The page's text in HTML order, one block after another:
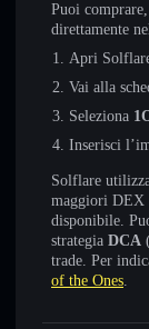
Puoi
direttamente
Apri
Vai alla
Seleziona
Inserisci
Solflare
maggiori DEX
disponibile.
strategia DCA
trade. Per
of the Ones.